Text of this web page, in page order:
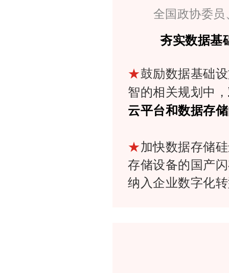
全国政协委
夯实数据基
★鼓励数据基础
智的相关规划中，
云平台和数据存
★加快数据存储
存储设备的国产
纳入企业数字化